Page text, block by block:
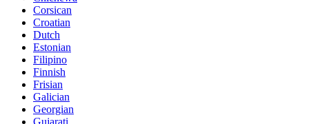
Corsican
Croatian
Dutch
Estonian
Filipino
Finnish
Frisian
Galician
Georgian
Gujarati